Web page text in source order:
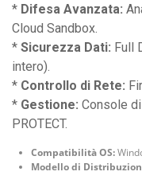
* Difesa Avanzata:
Cloud Sandbox.
* Sicurezza Dati: Full
intero).
* Controllo di Rete:
* Gestione: Console
PROTECT.
Compatibilità OS:
Modello di